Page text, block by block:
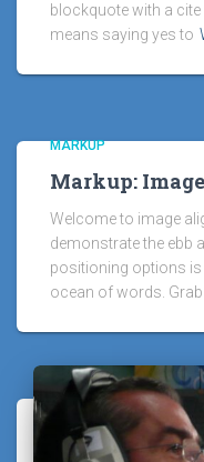
blockquote with a
means saying yes to
MARKUP
Markup:
Welcome to image
demonstrate the ebb
positioning options
ocean of words. Grab